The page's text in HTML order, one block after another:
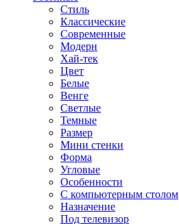
Стиль
Классические
Современные
Модерн
Хай-тек
Цвет
Белые
Венге
Светлые
Темные
Размер
Мини стенки
Форма
Угловые
Особенности
С компьютерным столом
Назначение
Под телевизор